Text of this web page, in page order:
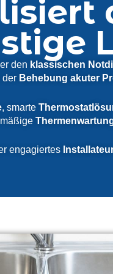
den klassischen
der Behebung akuter
, smarte
engagiertes